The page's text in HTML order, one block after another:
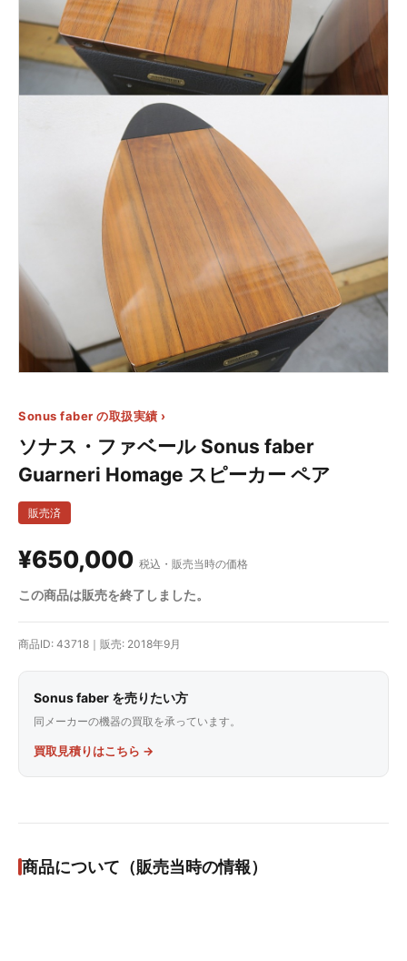
Sonus faber の取扱実績 ›
ソナス・ファベール Sonus faber
Guarneri Homage スピーカー ペア
販売済
¥650,000 税込・販売当時の価格
この商品は販売を終了しました。
商品ID: 43718｜販売: 2018年9月
Sonus faber を売りたい方
同メーカーの機器の買取を承っています。
買取見積りはこちら →
商品について（販売当時の情報）